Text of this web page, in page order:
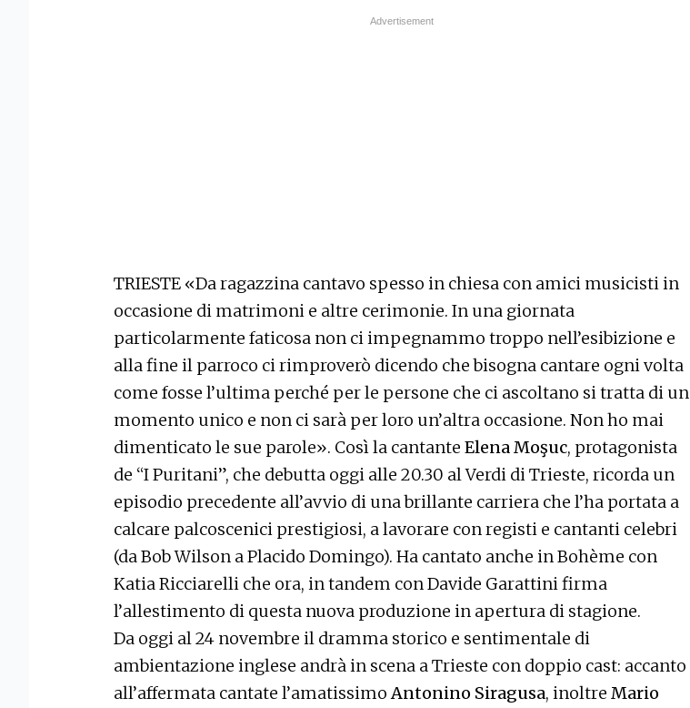
TRIESTE «Da ragazzina cantavo spesso in chiesa con amici musicisti in
occasione di matrimoni e altre cerimonie. In una giornata
particolarmente faticosa non ci impegnammo troppo nell’esibizione e
alla fine il parroco ci rimproverò dicendo che bisogna cantare ogni volta
come fosse l’ultima perché per le persone che ci ascoltano si tratta di un
momento unico e non ci sarà per loro un’altra occasione. Non ho mai
dimenticato le sue parole». Così la cantante Elena Moşuc, protagonista
de “I Puritani”, che debutta oggi alle 20.30 al Verdi di Trieste, ricorda un
episodio precedente all’avvio di una brillante carriera che l’ha portata a
calcare palcoscenici prestigiosi, a lavorare con registi e cantanti celebri
(da Bob Wilson a Placido Domingo). Ha cantato anche in Bohème con
Katia Ricciarelli che ora, in tandem con Davide Garattini firma
l’allestimento di questa nuova produzione in apertura di stagione.
Da oggi al 24 novembre il dramma storico e sentimentale di
ambientazione inglese andrà in scena a Trieste con doppio cast: accanto
all’affermata cantate l’amatissimoAntonino Siragusa, inoltre Mario